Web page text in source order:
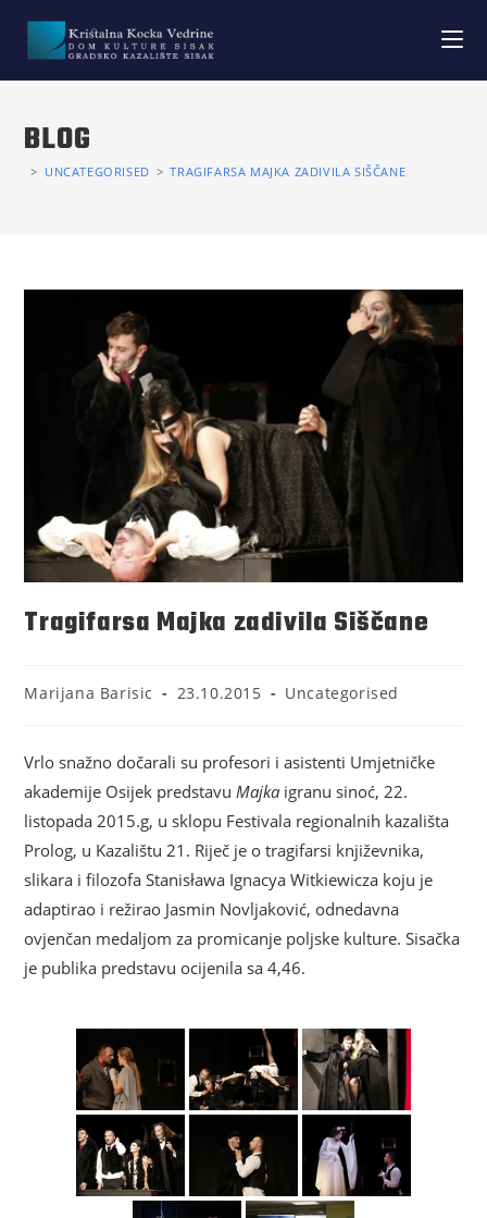
BLOG
> UNCATEGORISED > TRAGIFARSA MAJKA ZADIVILA SIŠČANE
Tragifarsa Majka zadivila Siščane
Marijana Barisic 23.10.2015 Uncategorised
Vrlo snažno dočarali su profesori i asistenti Umjetničke
akademije Osijek predstavu Majka igranu sinoć, 22.
listopada 2015.g, u sklopu Festivala regionalnih kazališta
Prolog, u Kazalištu 21. Riječ je o tragifarsi književnika,
slikara i filozofa Stanisława Ignacya Witkiewicza koju je
adaptirao i režirao Jasmin Novljaković, odnedavna
ovjenčan medaljom za promicanje poljske kulture. Sisačka
je publika predstavu ocijenila sa 4,46.